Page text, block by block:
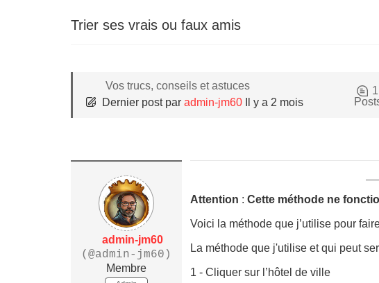
Trier ses vrais ou faux amis
Vos trucs, conseils et astuces
Dernier post par admin-jm60 Il y a 2 mois
1
admin-jm60
(@admin-jm60)
Membre
Attention : Cette méthode ne
Voici la méthode que j’utilise pour
La méthode que j'utilise et qui peut
1 - Cliquer sur l’hôtel de ville